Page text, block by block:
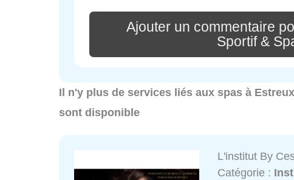
Ajouter un commentaire
Sportif &
Il n'y plus de services liés aux spas à
sont disponible
L'institut By
Catégorie :